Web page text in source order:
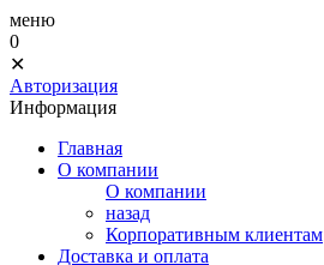
меню
0
✕
Авторизация
Информация
Главная
О компании
О компании
назад
Корпоративным клиентам
Доставка и оплата